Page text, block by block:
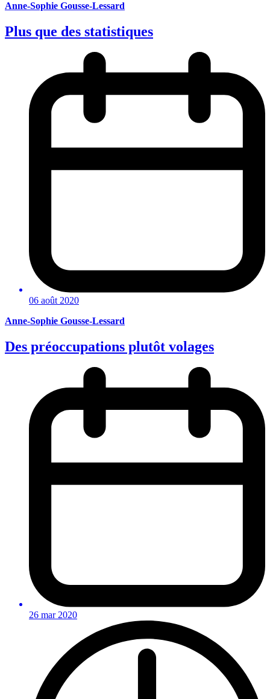
Anne-Sophie Gousse-Lessard
Plus que des statistiques
06 août 2020
Anne-Sophie Gousse-Lessard
Des préoccupations plutôt volages
26 mar 2020